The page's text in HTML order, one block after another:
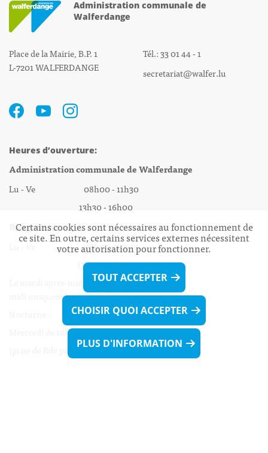
Administration communale de
Walferdange
Place de la Mairie, B.P. 1
L-7201 WALFERDANGE
Tél.: 33 01 44 - 1
secretariat@walfer.lu
Heures d’ouverture:
Administration communale de Walferdange
Lu - Ve 08h00 - 11h30
13h30 - 16h00
Biergercenter
Lu - Ve 08h00 - 11h30
13h30 - 16h00
Le mardi après-midi et le vendredi après-
midi uniquement sur Rdv.
Mercredi de 16h00 - 18h45 uniquement sur Rdv
(prise de Rdv possible jusqu'à mardi 11h30).
Certains cookies sont nécessaires au fonctionnement de
ce site. En outre, certains services externes nécessitent
votre autorisation pour fonctionner.
TOUT ACCEPTER
CHOISIR QUOI ACCEPTER
PLUS D'INFORMATION